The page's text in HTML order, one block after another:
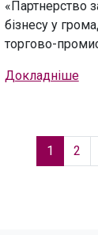
«Партнерство
бізнесу у
торгово-
Докладніше
1 2